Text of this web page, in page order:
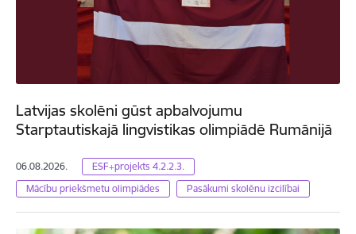
Latvijas skolēni gūst apbalvojumu
Starptautiskajā lingvistikas olimpiādē Rumānijā
06.08.2026.
ESF+projekts 4.2.2.3.
Mācību priekšmetu olimpiādes
Pasākumi skolēnu izcilībai